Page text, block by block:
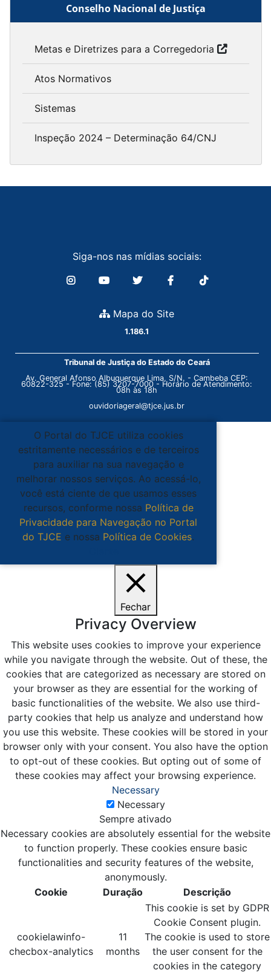
Conselho Nacional de Justiça
Metas e Diretrizes para a Corregedoria
Atos Normativos
Sistemas
Inspeção 2024 – Determinação 64/CNJ
Siga-nos nas mídias sociais:
Mapa do Site
1.186.1
Tribunal de Justiça do Estado do Ceará
Av. General Afonso Albuquerque Lima, S/N. - Cambeba CEP:
60822-325 - Fone: (85) 3207-7000 - Horário de Atendimento:
08h às 18h
ouvidoriageral@tjce.jus.br
O Portal do TJCE utiliza cookies
estritamente necessários e de terceiros
para auxiliar na sua navegação e
melhorar nossos serviços. Ao acessá-lo,
você está ciente de que usamos esses
recursos, conforme nossa Política de
Privacidade para Navegação no Portal
do TJCE e nossa Política de Cookies.
Fechar
Privacy Overview
This website uses cookies to improve your experience
while you navigate through the website. Out of these, the
cookies that are categorized as necessary are stored on
your browser as they are essential for the working of
basic functionalities of the website. We also use third-
party cookies that help us analyze and understand how
you use this website. These cookies will be stored in your
browser only with your consent. You also have the option
to opt-out of these cookies. But opting out of some of
these cookies may affect your browsing experience.
Necessary
Necessary
Sempre ativado
Necessary cookies are absolutely essential for the website
to function properly. These cookies ensure basic
functionalities and security features of the website,
anonymously.
Cookie
Duração Descrição
cookielawinfo-
checbox-analytics
11
months
This cookie is set by GDPR
Cookie Consent plugin.
The cookie is used to store
the user consent for the
cookies in the category